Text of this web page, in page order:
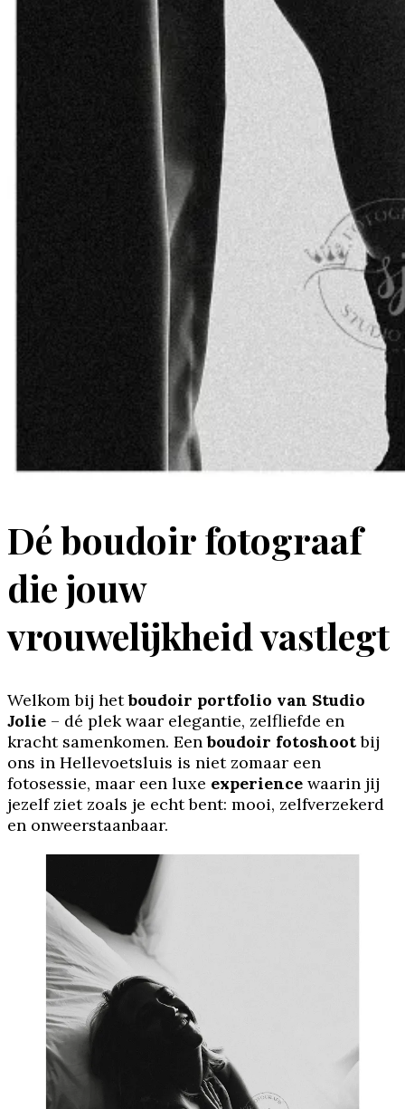
Dé boudoir fotograaf
die jouw
vrouwelijkheid vastlegt
Welkom bij hetboudoir portfolio van Studio
Jolie – dé plek waar elegantie, zelfliefde en
kracht samenkomen. Eenboudoir fotoshootbij
ons in Hellevoetsluis is niet zomaar een
fotosessie, maar een luxe experience waarin jij
jezelf ziet zoals je echt bent: mooi, zelfverzekerd
en onweerstaanbaar.